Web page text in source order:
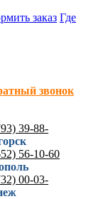
заказ Где
звонок
39-88-
56-10-60
00-03-